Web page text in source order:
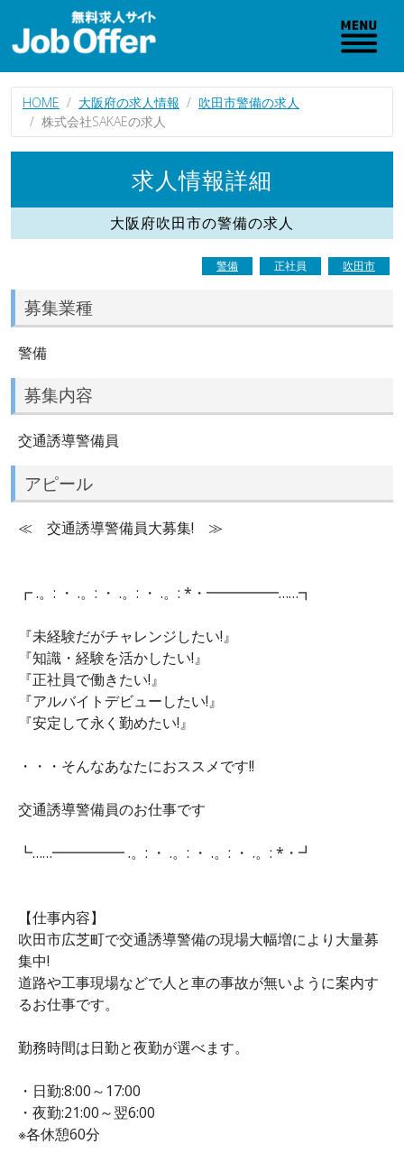
HOME 大阪府の求人情報
吹田市警備の求人
株式会社SAKAEの求人
求人情報詳細
大阪府吹田市の警備の求人
警備 正社員 吹田市
募集業種
警備
募集内容
交通誘導警備員
アピール
≪ 交通誘導警備員大募集! ≫
┏ .。: ・ .。: ・ .。: ・ .。: *・━━━━━……┓
『未経験だがチャレンジしたい!』
『知識・経験を活かしたい!』
『正社員で働きたい!』
『アルバイトデビューしたい!』
『安定して永く勤めたい!』
・・・そんなあなたにおススメです!!
交通誘導警備員のお仕事です
┗……━━━━━ .。: ・ .。: ・ .。: ・ .。: *・┛
【仕事内容】
吹田市広芝町で交通誘導警備の現場大幅増により大量募
集中!
道路や工事現場などで人と車の事故が無いように案内す
るお仕事です。
勤務時間は日勤と夜勤が選べます。
・日勤:8:00～17:00
・夜勤:21:00～翌6:00
※各休憩60分